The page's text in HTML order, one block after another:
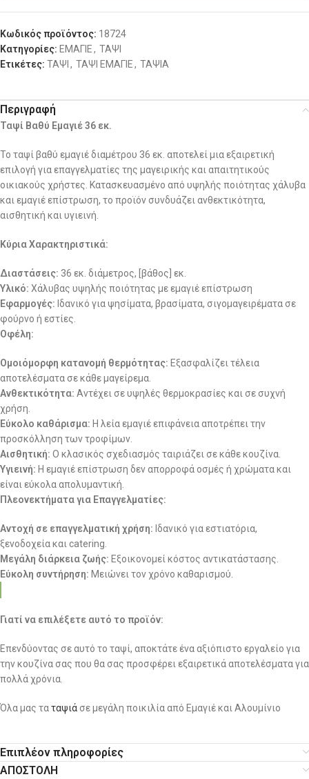
Κωδικός προϊόντος: 18724
Κατηγορίες: ΕΜΑΓΙΕ, ΤΑΨΙ
Ετικέτες: ΤΑΨΙ , ΤΑΨΙ ΕΜΑΓΙΕ, ΤΑΨΙΑ
Περιγραφή
Ταψί Βαθύ Εμαγιέ 36 εκ.
Το ταψί βαθύ εμαγιέ διαμέτρου 36 εκ. αποτελεί μια εξαιρετική
επιλογή για επαγγελματίες της μαγειρικής και απαιτητικούς
οικιακούς χρήστες. Κατασκευασμένο από υψηλής ποιότητας χάλυβα
και εμαγιέ επίστρωση, το προϊόν συνδυάζει ανθεκτικότητα,
αισθητική και υγιεινή.
Κύρια Χαρακτηριστικά:
Διαστάσεις: 36 εκ. διάμετρος, [βάθος] εκ.
Υλικό: Χάλυβας υψηλής ποιότητας με εμαγιέ επίστρωση
Εφαρμογές: Ιδανικό για ψησίματα, βρασίματα, σιγομαγειρέματα σε
φούρνο ή εστίες.
Οφέλη:
Ομοιόμορφη κατανομή θερμότητας: Εξασφαλίζει τέλεια
αποτελέσματα σε κάθε μαγείρεμα.
Ανθεκτικότητα: Αντέχει σε υψηλές θερμοκρασίες και σε συχνή
χρήση.
Εύκολο καθάρισμα: Η λεία εμαγιέ επιφάνεια αποτρέπει την
προσκόλληση των τροφίμων.
Αισθητική: Ο κλασικός σχεδιασμός ταιριάζει σε κάθε κουζίνα.
Υγιεινή: Η εμαγιέ επίστρωση δεν απορροφά οσμές ή χρώματα και
είναι εύκολα απολυμαντική.
Πλεονεκτήματα για Επαγγελματίες:
Αντοχή σε επαγγελματική χρήση: Ιδανικό για εστιατόρια,
ξενοδοχεία και catering.
Μεγάλη διάρκεια ζωής: Εξοικονομεί κόστος αντικατάστασης.
Εύκολη συντήρηση: Μειώνει τον χρόνο καθαρισμού.
Γιατί να επιλέξετε αυτό το προϊόν:
Επενδύοντας σε αυτό το ταψί, αποκτάτε ένα αξιόπιστο εργαλείο για
την κουζίνα σας που θα σας προσφέρει εξαιρετικά αποτελέσματα για
πολλά χρόνια.
Όλα μας ταταψιά σε μεγάλη ποικιλία από Εμαγιέ και Αλουμίνιο
Επιπλέον πληροφορίες
ΑΠΟΣΤΟΛΗ